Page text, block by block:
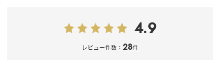
4.9
レビュー件数： 28件